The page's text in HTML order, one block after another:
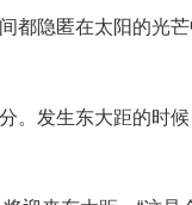
都隐匿在太阳的光
发生东大距的时候